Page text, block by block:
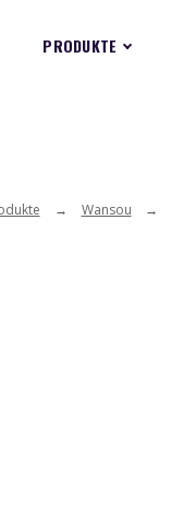
PRODUKTE
Wansou